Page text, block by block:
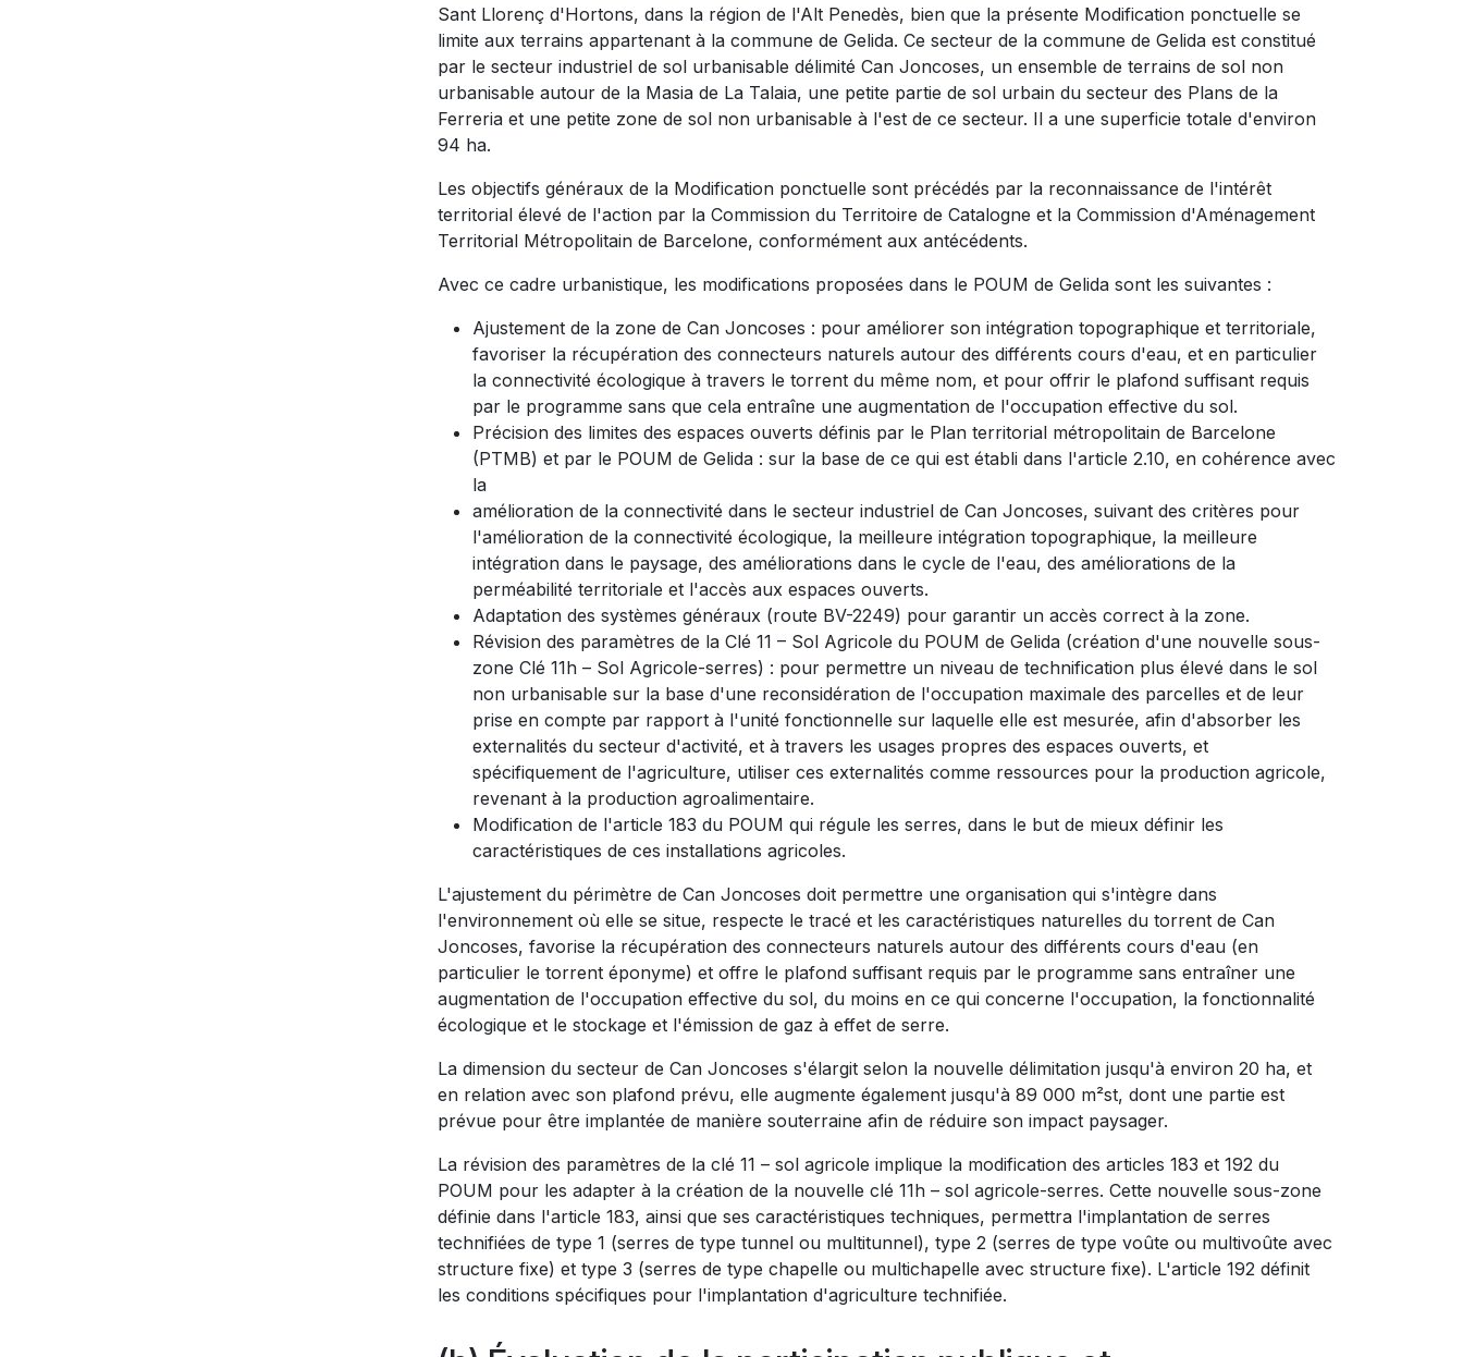
Sant Llorenç d'Hortons, dans la région de l'Alt Penedès, bien que la présente Modification ponctuelle se
limite aux terrains appartenant à la commune de Gelida. Ce secteur de la commune de Gelida est constitué
par le secteur industriel de sol urbanisable délimité Can Joncoses, un ensemble de terrains de sol non
urbanisable autour de la Masia de La Talaia, une petite partie de sol urbain du secteur des Plans de la
Ferreria et une petite zone de sol non urbanisable à l'est de ce secteur. Il a une superficie totale d'environ
94 ha.
Les objectifs généraux de la Modification ponctuelle sont précédés par la reconnaissance de l'intérêt
territorial élevé de l'action par la Commission du Territoire de Catalogne et la Commission d'Aménagement
Territorial Métropolitain de Barcelone, conformément aux antécédents.
Avec ce cadre urbanistique, les modifications proposées dans le POUM de Gelida sont les suivantes :
Ajustement de la zone de Can Joncoses : pour améliorer son intégration topographique et territoriale,
favoriser la récupération des connecteurs naturels autour des différents cours d'eau, et en particulier
la connectivité écologique à travers le torrent du même nom, et pour offrir le plafond suffisant requis
par le programme sans que cela entraîne une augmentation de l'occupation effective du sol.
Précision des limites des espaces ouverts définis par le Plan territorial métropolitain de Barcelone
(PTMB) et par le POUM de Gelida : sur la base de ce qui est établi dans l'article 2.10, en cohérence avec
la
amélioration de la connectivité dans le secteur industriel de Can Joncoses, suivant des critères pour
l'amélioration de la connectivité écologique, la meilleure intégration topographique, la meilleure
intégration dans le paysage, des améliorations dans le cycle de l'eau, des améliorations de la
perméabilité territoriale et l'accès aux espaces ouverts.
Adaptation des systèmes généraux (route BV-2249) pour garantir un accès correct à la zone.
Révision des paramètres de la Clé 11 – Sol Agricole du POUM de Gelida (création d'une nouvelle sous-
zone Clé 11h – Sol Agricole-serres) : pour permettre un niveau de technification plus élevé dans le sol
non urbanisable sur la base d'une reconsidération de l'occupation maximale des parcelles et de leur
prise en compte par rapport à l'unité fonctionnelle sur laquelle elle est mesurée, afin d'absorber les
externalités du secteur d'activité, et à travers les usages propres des espaces ouverts, et
spécifiquement de l'agriculture, utiliser ces externalités comme ressources pour la production agricole,
revenant à la production agroalimentaire.
Modification de l'article 183 du POUM qui régule les serres, dans le but de mieux définir les
caractéristiques de ces installations agricoles.
L'ajustement du périmètre de Can Joncoses doit permettre une organisation qui s'intègre dans
l'environnement où elle se situe, respecte le tracé et les caractéristiques naturelles du torrent de Can
Joncoses, favorise la récupération des connecteurs naturels autour des différents cours d'eau (en
particulier le torrent éponyme) et offre le plafond suffisant requis par le programme sans entraîner une
augmentation de l'occupation effective du sol, du moins en ce qui concerne l'occupation, la fonctionnalité
écologique et le stockage et l'émission de gaz à effet de serre.
La dimension du secteur de Can Joncoses s'élargit selon la nouvelle délimitation jusqu'à environ 20 ha, et
en relation avec son plafond prévu, elle augmente également jusqu'à 89 000 m²st, dont une partie est
prévue pour être implantée de manière souterraine afin de réduire son impact paysager.
La révision des paramètres de la clé 11 – sol agricole implique la modification des articles 183 et 192 du
POUM pour les adapter à la création de la nouvelle clé 11h – sol agricole-serres. Cette nouvelle sous-zone
définie dans l'article 183, ainsi que ses caractéristiques techniques, permettra l'implantation de serres
technifiées de type 1 (serres de type tunnel ou multitunnel), type 2 (serres de type voûte ou multivoûte avec
structure fixe) et type 3 (serres de type chapelle ou multichapelle avec structure fixe). L'article 192 définit
les conditions spécifiques pour l'implantation d'agriculture technifiée.